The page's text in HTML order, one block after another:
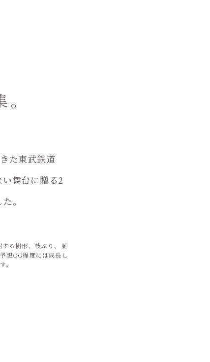
た東武鉄道
舞台に贈る2
。
る樹形、枝ぶり、葉
想CG程度には成長し
。